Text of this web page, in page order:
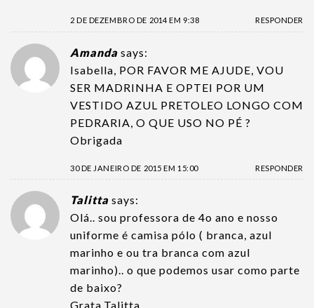
2 DE DEZEMBRO DE 2014 EM 9:38 RESPONDER
Amanda says:
Isabella, POR FAVOR ME AJUDE, VOU
SER MADRINHA E OPTEI POR UM
VESTIDO AZUL PRETOLEO LONGO COM
PEDRARIA, O QUE USO NO PÉ ?
Obrigada
30 DE JANEIRO DE 2015 EM 15:00 RESPONDER
Talitta says:
Olá.. sou professora de 4o ano e nosso
uniforme é camisa pólo ( branca, azul
marinho e ou tra branca com azul
marinho).. o que podemos usar como parte
de baixo?
Grata,Talitta